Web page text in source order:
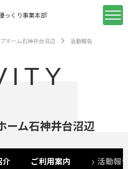
っくり事業本部
ホーム石神井台沼辺 活動報告
ーム石神井台沼辺
介 ご利用案内 活動報